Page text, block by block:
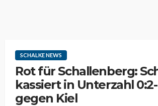
SCHALKE NEWS
Rot für Schallenberg:
kassiert in Unterzahl
gegen Kiel